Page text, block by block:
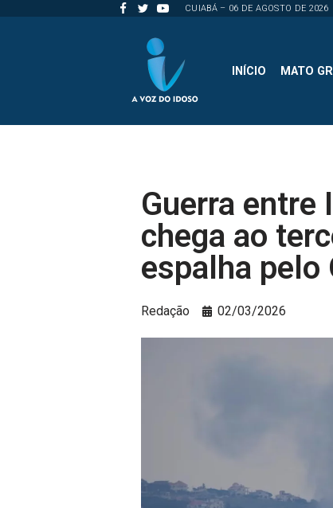
CUIABÁ – 06 DE AGOSTO DE 2026
INÍCIO MATO
Guerra entre
chega ao
espalha pelo
Redação 02/03/2026